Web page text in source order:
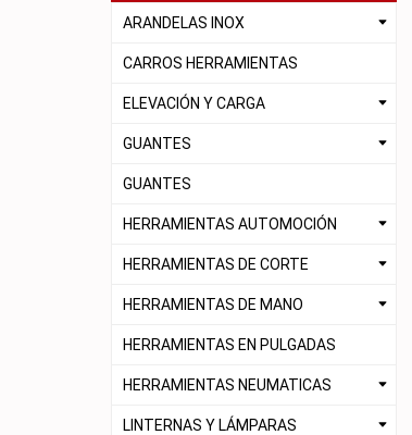
ARANDELAS INOX
CARROS HERRAMIENTAS
ELEVACIÓN Y CARGA
GUANTES
GUANTES
HERRAMIENTAS AUTOMOCIÓN
HERRAMIENTAS DE CORTE
HERRAMIENTAS DE MANO
HERRAMIENTAS EN PULGADAS
HERRAMIENTAS NEUMATICAS
LINTERNAS Y LÁMPARAS